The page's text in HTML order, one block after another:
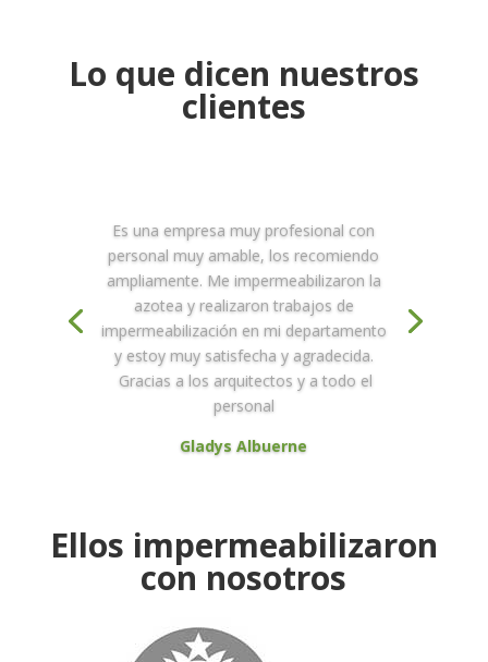
Lo que dicen nuestros
clientes
Es una empresa muy profesional con
personal muy amable, los recomiendo
ampliamente. Me impermeabilizaron la
azotea y realizaron trabajos de
impermeabilización en mi departamento
y estoy muy satisfecha y agradecida.
Gracias a los arquitectos y a todo el
personal
Gladys Albuerne
Ellos impermeabilizaron
con nosotros